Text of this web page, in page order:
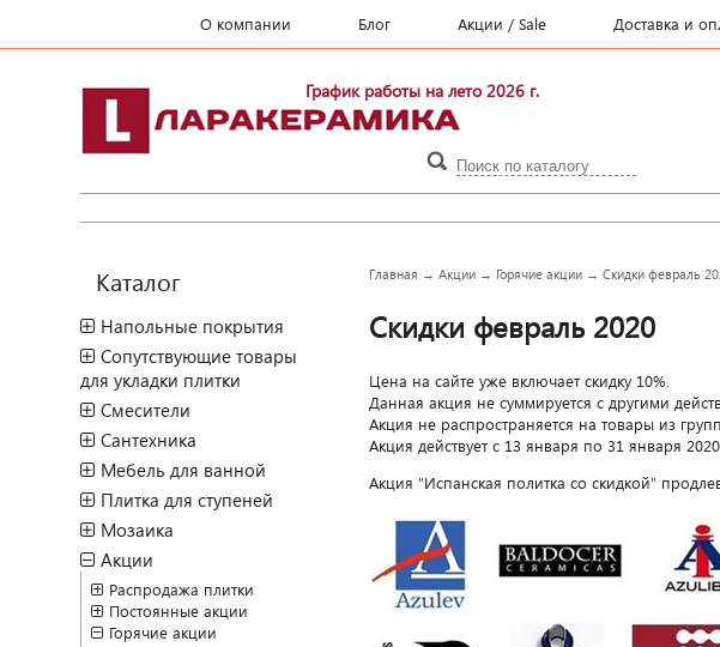
О компании Блог Акции / Sale Доставка и
График работы на лето 2026 г.
Каталог
Напольные покрытия
Сопутствующие товары
для укладки плитки
Смесители
Сантехника
Мебель для ванной
Плитка для ступеней
Мозаика
Акции
Распродажа плитки
Постоянные акции
Горячие акции
Главная →Акции → Горячие акции →Скидки февраль
Скидки февраль 2020
Цена на сайте уже включает скидку 10%.
Данная акция не суммируется с другими
Акция не распространяется на товары из
Акция действует с 13 января по 31 января
Акция "Испанская политка со скидкой"